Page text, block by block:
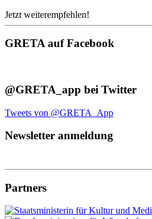
Jetzt weiterempfehlen!
GRETA auf Facebook
@GRETA_app bei Twitter
Tweets von @GRETA_App
Newsletter anmeldung
Partners